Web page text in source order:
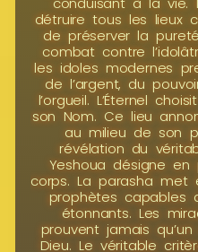
détruire tous les lieux
de préserver la
combat contre
les idoles modernes
de l’argent, du
l’orgueil. L’Éternel
son Nom. Ce lieu
au milieu de son
révélation du
Yeshoua désigne
corps. La parasha
prophètes capables
étonnants. Les
prouvent jamais
Dieu. Le véritable